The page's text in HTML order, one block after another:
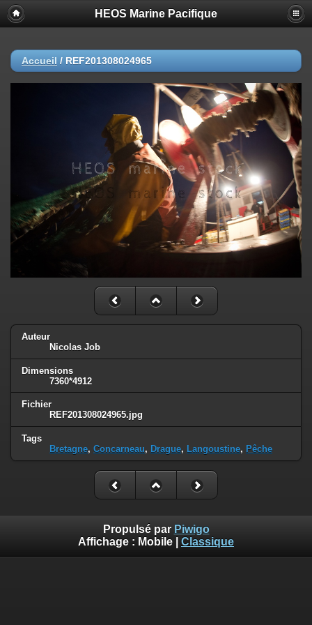
HEOS Marine Pacifique
Accueil / REF201308024965
Auteur
Nicolas Job
Dimensions
7360*4912
Fichier
REF201308024965.jpg
Tags
Bretagne, Concarneau, Drague, Langoustine, Pêche
Propulsé par Piwigo
Affichage : Mobile Classique